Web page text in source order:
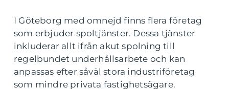
I Göteborg med omnejd finns flera företag
som erbjuder spoltjänster. Dessa tjänster
inkluderar allt ifrån akut spolning till
regelbundet underhållsarbete och kan
anpassas efter såväl stora industriföretag
som mindre privata fastighetsägare.